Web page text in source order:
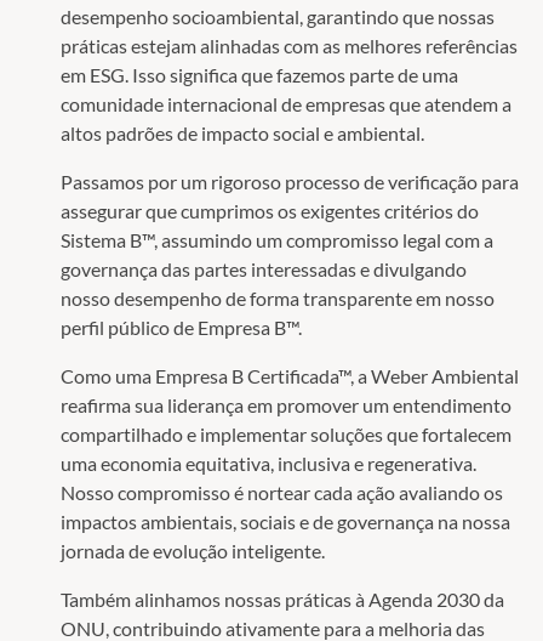
desempenho socioambiental, garantindo que nossas
práticas estejam alinhadas com as melhores referências
em ESG. Isso significa que fazemos parte de uma
comunidade internacional de empresas que atendem a
altos padrões de impacto social e ambiental.
Passamos por um rigoroso processo de verificação para
assegurar que cumprimos os exigentes critérios do
Sistema B™, assumindo um compromisso legal com a
governança das partes interessadas e divulgando
nosso desempenho de forma transparente em nosso
perfil público de Empresa B™.
Como uma Empresa B Certificada™, a Weber Ambiental
reafirma sua liderança em promover um entendimento
compartilhado e implementar soluções que fortalecem
uma economia equitativa, inclusiva e regenerativa.
Nosso compromisso é nortear cada ação avaliando os
impactos ambientais, sociais e de governança na nossa
jornada de evolução inteligente.
Também alinhamos nossas práticas à Agenda 2030 da
ONU, contribuindo ativamente para a melhoria das